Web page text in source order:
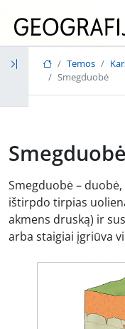
Temos
Smegduobė
Smegduobė
Smegduobė –
ištirpdo tirpias
akmens druską) ir
arba staigiai įgriūva